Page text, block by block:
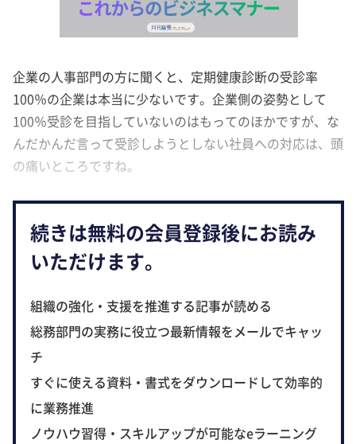
企業の人事部門の方に聞くと、定期健康診断の受診率
100％の企業は本当に少ないです。企業側の姿勢として
100％受診を目指していないのはもってのほかですが、な
んだかんだ言って受診しようとしない社員への対応は、頭
の痛いところですね。
続きは無料の会員登録後にお読み
いただけます。
組織の強化・支援を推進する記事が読める
総務部門の実務に役立つ最新情報をメールでキャッ
チ
すぐに使える資料・書式をダウンロードして効率的
に業務推進
ノウハウ習得・スキルアップが可能なeラーニング